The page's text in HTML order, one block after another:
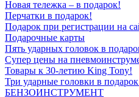
Новая тележка – в подарок!
Перчатки в подарок!
Подарок при регистрации на
Подарочные карты
Пять ударных головок в
Супер цены на
Товары к 30-летию King Tony!
Три ударные головки в
БЕНЗОИНСТРУМЕНТ